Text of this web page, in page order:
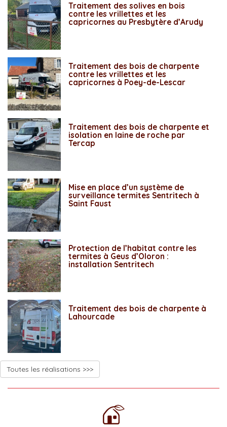
Traitement des solives en bois
contre les vrillettes et les
capricornes au Presbytère d’Arudy
Traitement des bois de charpente
contre les vrillettes et les
capricornes à Poey-de-Lescar
Traitement des bois de charpente et
isolation en laine de roche par
Tercap
Mise en place d’un système de
surveillance termites Sentritech à
Saint Faust
Protection de l’habitat contre les
termites à Geus d’Oloron :
installation Sentritech
Traitement des bois de charpente à
Lahourcade
Toutes les réalisations >>>